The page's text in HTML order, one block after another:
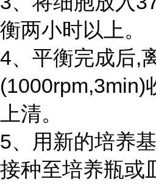
衡两小时以上。
4、平衡完成后,
(1000rpm,3min)
上清。
5、用新的培养
接种至培养瓶或